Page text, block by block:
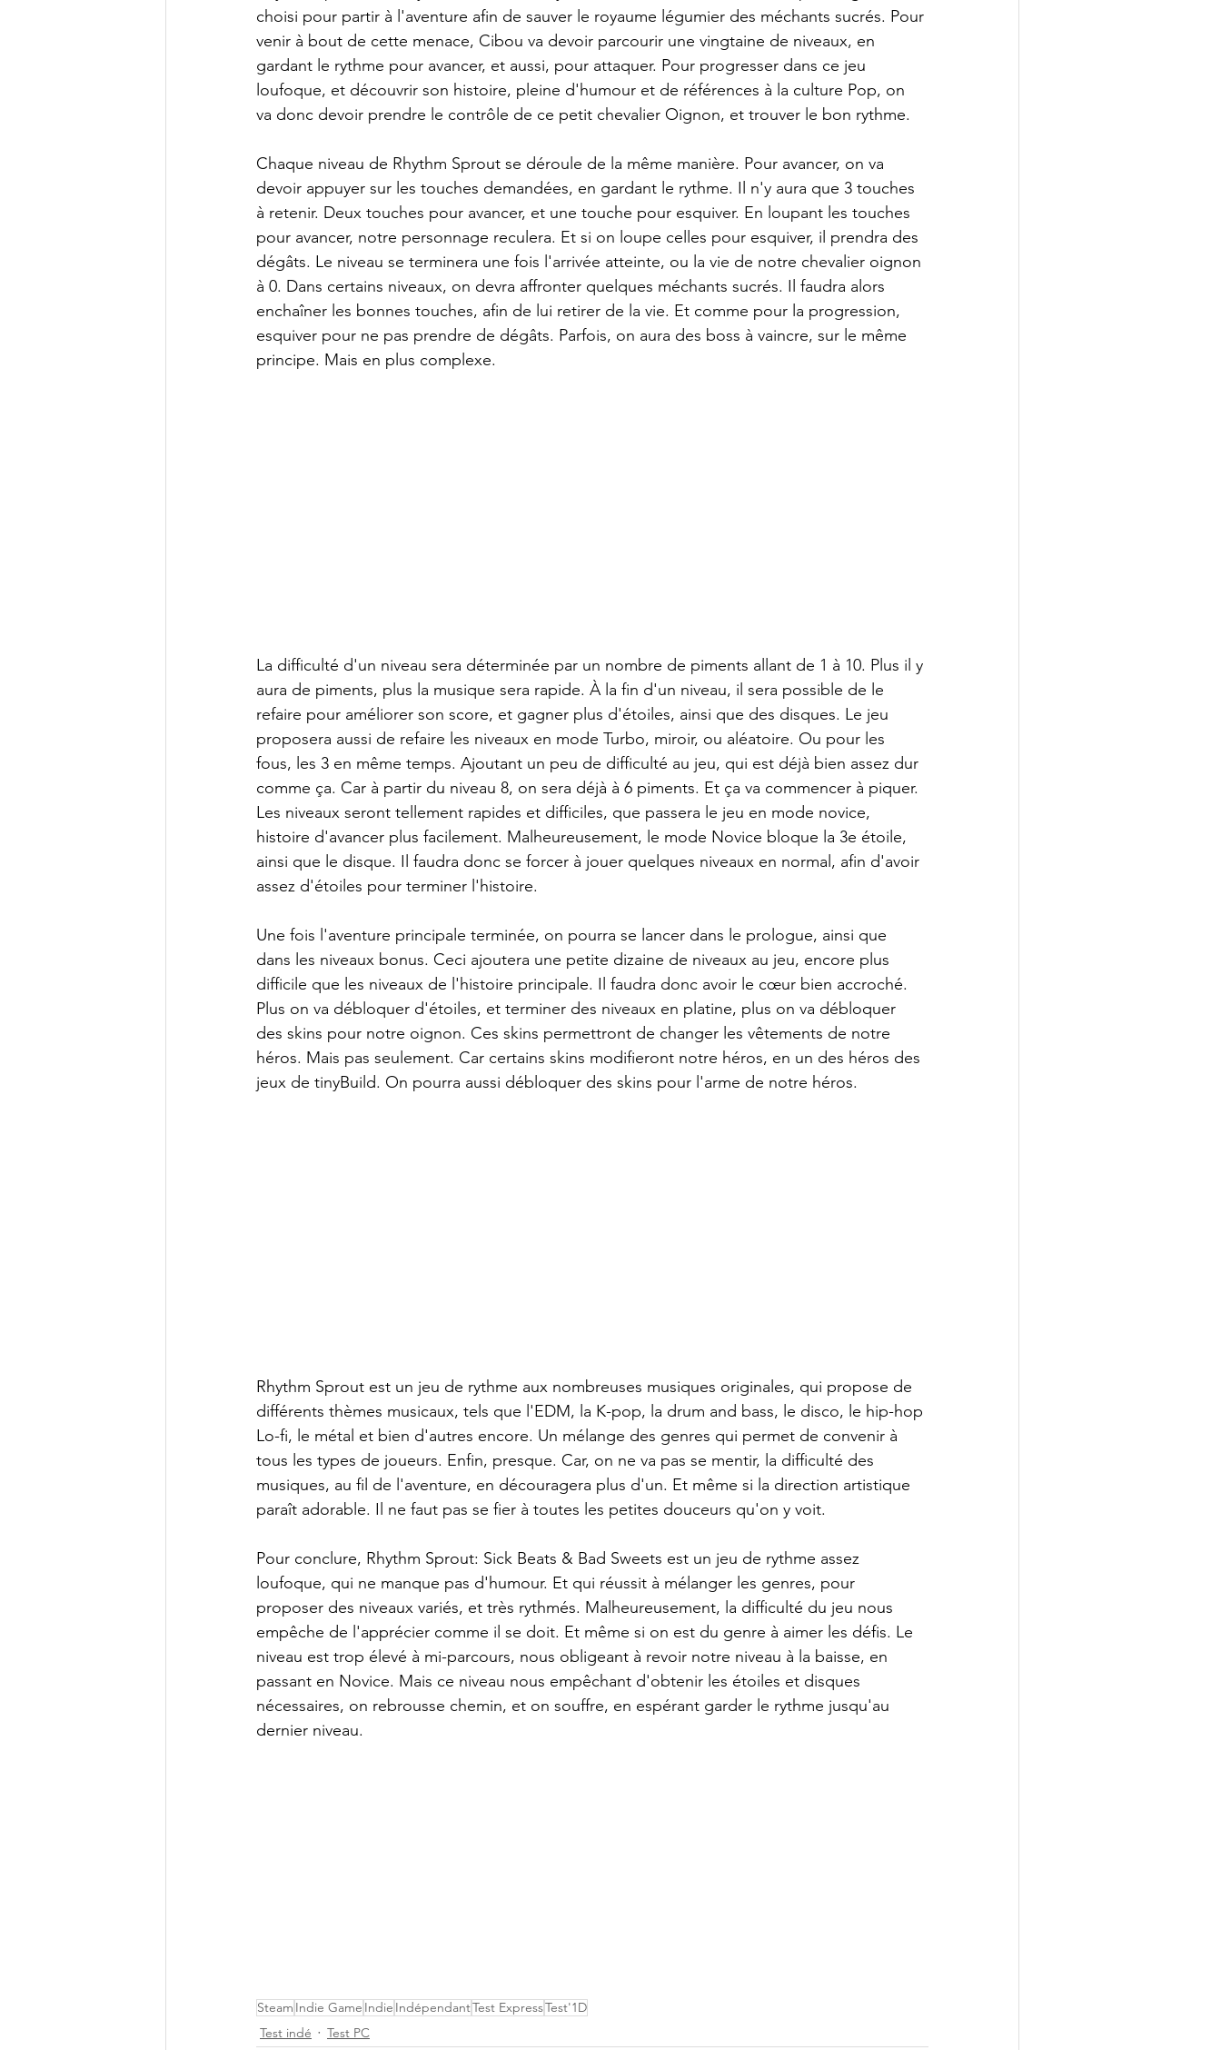
choisi pour partir à l'aventure afin de sauver le royaume légumier des méchants sucrés. Pour
venir à bout de cette menace, Cibou va devoir parcourir une vingtaine de niveaux, en
gardant le rythme pour avancer, et aussi, pour attaquer. Pour progresser dans ce jeu
loufoque, et découvrir son histoire, pleine d'humour et de références à la culture Pop, on
va donc devoir prendre le contrôle de ce petit chevalier Oignon, et trouver le bon rythme.
Chaque niveau de Rhythm Sprout se déroule de la même manière. Pour avancer, on va
devoir appuyer sur les touches demandées, en gardant le rythme. Il n'y aura que 3 touches
à retenir. Deux touches pour avancer, et une touche pour esquiver. En loupant les touches
pour avancer, notre personnage reculera. Et si on loupe celles pour esquiver, il prendra des
dégâts. Le niveau se terminera une fois l'arrivée atteinte, ou la vie de notre chevalier oignon
à 0. Dans certains niveaux, on devra affronter quelques méchants sucrés. Il faudra alors
enchaîner les bonnes touches, afin de lui retirer de la vie. Et comme pour la progression,
esquiver pour ne pas prendre de dégâts. Parfois, on aura des boss à vaincre, sur le même
principe. Mais en plus complexe.
La difficulté d'un niveau sera déterminée par un nombre de piments allant de 1 à 10. Plus il y
aura de piments, plus la musique sera rapide. À la fin d'un niveau, il sera possible de le
refaire pour améliorer son score, et gagner plus d'étoiles, ainsi que des disques. Le jeu
proposera aussi de refaire les niveaux en mode Turbo, miroir, ou aléatoire. Ou pour les
fous, les 3 en même temps. Ajoutant un peu de difficulté au jeu, qui est déjà bien assez dur
comme ça. Car à partir du niveau 8, on sera déjà à 6 piments. Et ça va commencer à piquer.
Les niveaux seront tellement rapides et difficiles, que passera le jeu en mode novice,
histoire d'avancer plus facilement. Malheureusement, le mode Novice bloque la 3e étoile,
ainsi que le disque. Il faudra donc se forcer à jouer quelques niveaux en normal, afin d'avoir
assez d'étoiles pour terminer l'histoire.
Une fois l'aventure principale terminée, on pourra se lancer dans le prologue, ainsi que
dans les niveaux bonus. Ceci ajoutera une petite dizaine de niveaux au jeu, encore plus
difficile que les niveaux de l'histoire principale. Il faudra donc avoir le cœur bien accroché.
Plus on va débloquer d'étoiles, et terminer des niveaux en platine, plus on va débloquer
des skins pour notre oignon. Ces skins permettront de changer les vêtements de notre
héros. Mais pas seulement. Car certains skins modifieront notre héros, en un des héros des
jeux de tinyBuild. On pourra aussi débloquer des skins pour l'arme de notre héros.
Rhythm Sprout est un jeu de rythme aux nombreuses musiques originales, qui propose de
différents thèmes musicaux, tels que l'EDM, la K-pop, la drum and bass, le disco, le hip-hop
Lo-fi, le métal et bien d'autres encore. Un mélange des genres qui permet de convenir à
tous les types de joueurs. Enfin, presque. Car, on ne va pas se mentir, la difficulté des
musiques, au fil de l'aventure, en découragera plus d'un. Et même si la direction artistique
paraît adorable. Il ne faut pas se fier à toutes les petites douceurs qu'on y voit.
Pour conclure, Rhythm Sprout: Sick Beats & Bad Sweets est un jeu de rythme assez
loufoque, qui ne manque pas d'humour. Et qui réussit à mélanger les genres, pour
proposer des niveaux variés, et très rythmés. Malheureusement, la difficulté du jeu nous
empêche de l'apprécier comme il se doit. Et même si on est du genre à aimer les défis. Le
niveau est trop élevé à mi-parcours, nous obligeant à revoir notre niveau à la baisse, en
passant en Novice. Mais ce niveau nous empêchant d'obtenir les étoiles et disques
nécessaires, on rebrousse chemin, et on souffre, en espérant garder le rythme jusqu'au
dernier niveau.
Steam Indie Game Indie IndépendantTest ExpressTest'1D
Test indé
Test PC